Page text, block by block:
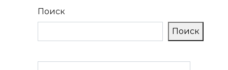
Поиск
Поиск